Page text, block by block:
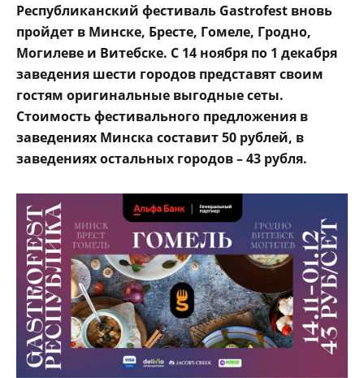
Республиканский фестиваль Gastrofest вновь
пройдет в Минске, Бресте, Гомеле, Гродно,
Могилеве и Витебске. С 14 ноября по 1 декабря
заведения шести городов представят своим
гостям оригинальные выгодные сеты.
Стоимость фестивального предложения в
заведениях Минска составит 50 рублей, в
заведениях остальных городов – 43 рубля.